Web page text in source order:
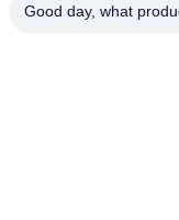
Good day, what